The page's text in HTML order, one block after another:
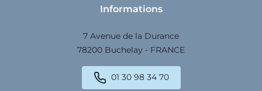
Informations
7 Avenue de la Durance
78200 Buchelay - FRANCE
01 30 98 34 70